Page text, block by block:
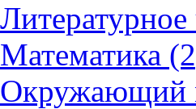
Математика
Окружающий